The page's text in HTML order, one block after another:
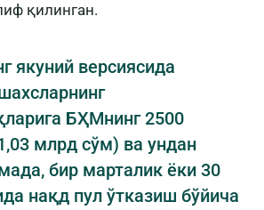
қилинган.
якуний версиясида
БҲМнинг 2500
млрд сўм) ва ундан
бир марталик ёки 30
нақд пул ўтказиш бўйича